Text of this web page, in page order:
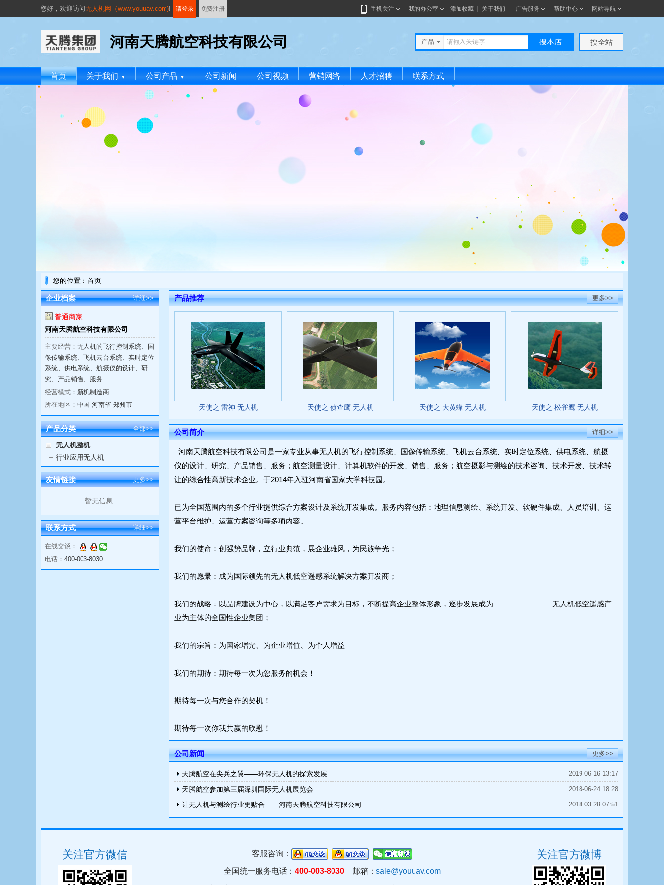
您好， 欢迎访问无人机网（www.youuav.com)! 请登录 免费注册 手机关注 我的办公室 添加收藏 关于我们 广告服务 帮助中心 网站导航
河南天腾航空科技有限公司 产品 搜本店 搜全站
首页 关于我们 ▼ 公司产品 ▼ 公司新闻 公司视频 营销网络 人才招聘 联系方式
您的位置： 首页
企业档案 详细>>
普通商家
河南天腾航空科技有限公司
主要经营： 无人机的飞行控制系统、国
像传输系统、飞机云台系统、实时定位
系统、供电系统、航摄仪的设计、研
究、产品销售、服务
经营模式： 新机制造商
所在地区： 中国 河南省 郑州市
产品分类 全部>>
无人机整机
行业应用无人机
友情链接 更多>>
暂无信息.
联系方式 详细>>
在线交谈：
电话： 400-003-8030
产品推荐 更多>>
天使之 雷神 无人机 天使之 侦查鹰 无人机 天使之 大黄蜂 无人机 天使之 松雀鹰 无人机
公司简介 详细>>
河南天腾航空科技有限公司是一家专业从事无人机的飞行控制系统、国像传输系统、飞机云台系统、实时定位系统、供电系统、航摄
仪的设计、研究、产品销售、服务；航空测量设计、计算机软件的开发、销售、服务；航空摄影与测绘的技术咨询、技术开发、技术转
让的综合性高新技术企业。于2014年入驻河南省国家大学科技园。
已为全国范围内的多个行业提供综合方案设计及系统开发集成。服务内容包括：地理信息测绘、系统开发、软硬件集成、人员培训、运
营平台维护、运营方案咨询等多项内容。
我们的使命：创强势品牌，立行业典范，展企业雄风，为民族争光；
我们的愿景：成为国际领先的无人机低空遥感系统解决方案开发商；
我们的战略：以品牌建设为中心，以满足客户需求为目标，不断提高企业整体形象，逐步发展成为 无人机低空遥感产
业为主体的全国性企业集团；
我们的宗旨：为国家增光、为企业增值、为个人增益
我们的期待：期待每一次为您服务的机会！
期待每一次与您合作的契机！
期待每一次你我共赢的欣慰！
公司新闻 更多>>
天腾航空在尖兵之翼——环保无人机的探索发展 2019-06-16 13:17
天腾航空参加第三届深圳国际无人机展览会 2018-06-24 18:28
让无人机与测绘行业更贴合——河南天腾航空科技有限公司 2018-03-29 07:51
客服咨询：
全国统一服务电话： 400-003-8030邮箱： sale@youuav.com
关注官方微信 关注官方微博